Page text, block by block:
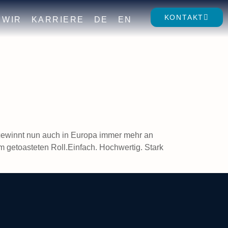
WIR KARRIERE DE EN KONTAKT
nun auch in Europa immer mehr an
getoasteten Roll.Einfach. Hochwertig. Stark